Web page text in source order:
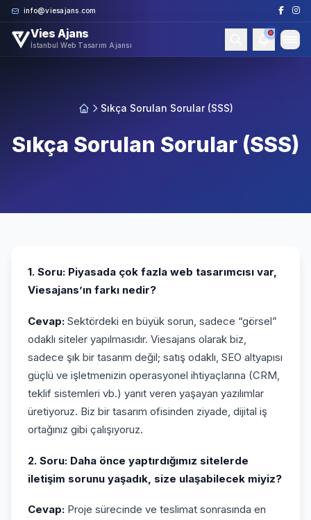
Skip to content
info@viesajans.com
Vies Ajans
İstanbul Web Tasarım Ajansı
Sıkça Sorulan Sorular (SSS)
Sıkça Sorulan Sorular (SSS)
1. Soru: Piyasada çok fazla web tasarımcısı var,
Viesajans’ın farkı nedir?
Cevap: Sektördeki en büyük sorun, sadece “görsel”
odaklı siteler yapılmasıdır. Viesajans olarak biz,
sadece şık bir tasarım değil; satış odaklı, SEO altyapısı
güçlü ve işletmenizin operasyonel ihtiyaçlarına (CRM,
teklif sistemleri vb.) yanıt veren yaşayan yazılımlar
üretiyoruz. Biz bir tasarım ofisinden ziyade, dijital iş
ortağınız gibi çalışıyoruz.
2. Soru: Daha önce yaptırdığımız sitelerde
iletişim sorunu yaşadık, size ulaşabilecek miyiz?
Cevap: Proje sürecinde ve teslimat sonrasında en